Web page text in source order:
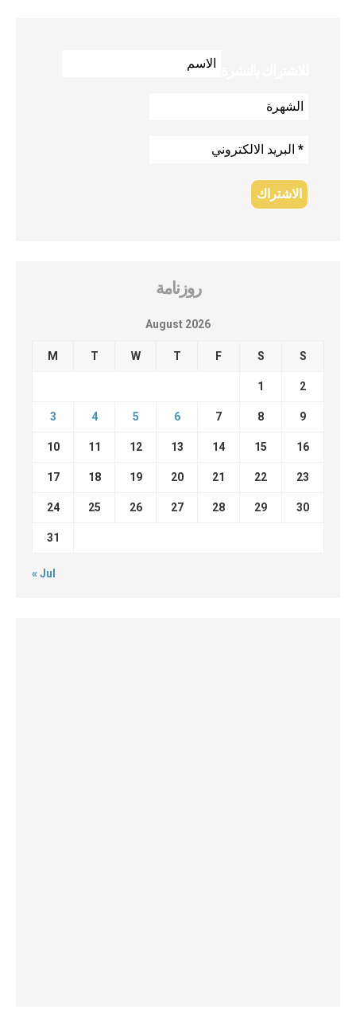
روزنامة
August 2026
M T W T F S S
1 2
3 4 5 6 7 8 9
10 11 12 13 14 15 16
17 18 19 20 21 22 23
24 25 26 27 28 29 30
31
« Jul